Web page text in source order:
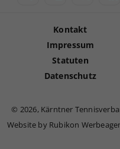
Kontakt
Impressum
Statuten
Datenschutz
© 2026, Kärntner
Website by Rubikon